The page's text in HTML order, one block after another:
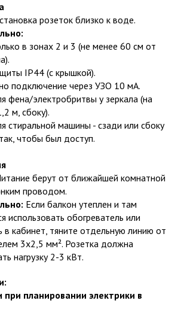
розеток близко к воде.
в зонах 2 и 3 (не менее 60 см от
IP44 (с крышкой).
подключение через УЗО 10 мА.
фена/электробритвы у зеркала (на
м, сбоку).
стиральной машины - сзади или сбоку
чтобы был доступ.
берут от ближайшей комнатной
проводом.
Если балкон утеплен и там
использовать обогреватель или
в кабинет, тяните отдельную линию от
3х2,5 мм². Розетка должна
нагрузку 2-3 кВт.
при планировании электрики в